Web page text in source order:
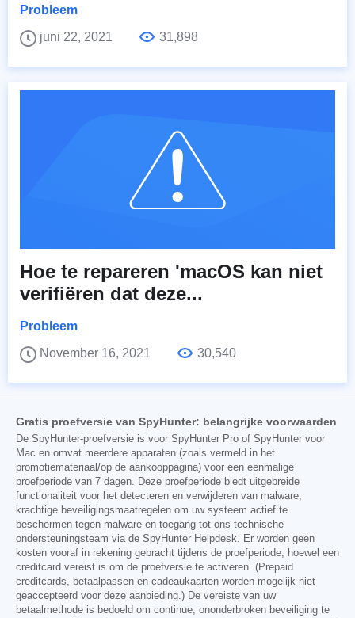
Probleem
juni 22, 2021
31,898
Hoe te repareren 'macOS kan niet
verifiëren dat deze...
Probleem
November 16, 2021
30,540
Gratis proefversie van SpyHunter: belangrijke voorwaarden
De SpyHunter-proefversie is voor SpyHunter Pro of SpyHunter voor
Mac en omvat meerdere apparaten (zoals vermeld in het
promotiemateriaal/op de aankooppagina) voor een eenmalige
proefperiode van 7 dagen. Deze proefperiode biedt uitgebreide
functionaliteit voor het detecteren en verwijderen van malware,
krachtige beveiligingsmaatregelen om uw systeem actief te
beschermen tegen malware en toegang tot ons technische
ondersteuningsteam via de SpyHunter Helpdesk. Er worden geen
kosten vooraf in rekening gebracht tijdens de proefperiode, hoewel een
creditcard vereist is om de proefversie te activeren. (Prepaid
creditcards, betaalpassen en cadeaukaarten worden mogelijk niet
geaccepteerd voor deze aanbieding.) De vereiste van uw
betaalmethode is bedoeld om continue, ononderbroken beveiliging te